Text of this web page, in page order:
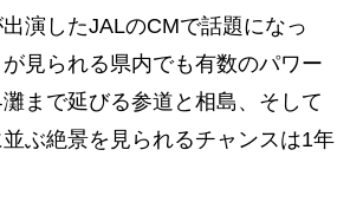
演したJALのCMで話題になっ
見られる県内でも有数のパワー
まで延びる参道と相島、そして
ぶ絶景を見られるチャンスは1年